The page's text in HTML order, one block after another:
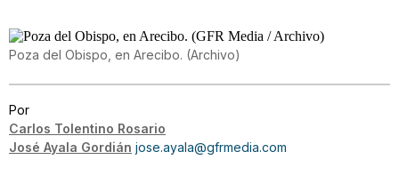
Poza del Obispo, en Arecibo. (Archivo)
Por
Carlos Tolentino Rosario
José Ayala Gordián jose.ayala@gfrmedia.com